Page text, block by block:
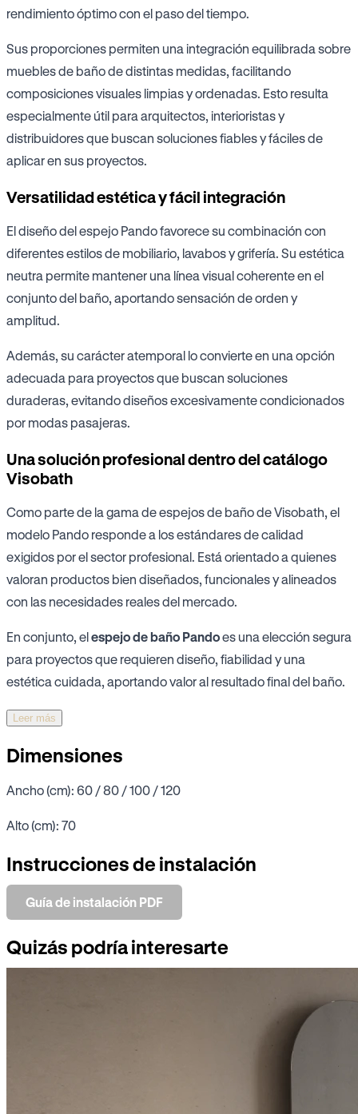
rendimiento óptimo con el paso del tiempo.
Sus proporciones permiten una integración equilibrada sobre
muebles de baño de distintas medidas, facilitando
composiciones visuales limpias y ordenadas. Esto resulta
especialmente útil para arquitectos, interioristas y
distribuidores que buscan soluciones fiables y fáciles de
aplicar en sus proyectos.
Versatilidad estética y fácil integración
El diseño del espejo Pando favorece su combinación con
diferentes estilos de mobiliario, lavabos y grifería. Su estética
neutra permite mantener una línea visual coherente en el
conjunto del baño, aportando sensación de orden y
amplitud.
Además, su carácter atemporal lo convierte en una opción
adecuada para proyectos que buscan soluciones
duraderas, evitando diseños excesivamente condicionados
por modas pasajeras.
Una solución profesional dentro del catálogo
Visobath
Como parte de la gama de espejos de baño de Visobath, el
modelo Pando responde a los estándares de calidad
exigidos por el sector profesional. Está orientado a quienes
valoran productos bien diseñados, funcionales y alineados
con las necesidades reales del mercado.
En conjunto, elespejo de baño Pandoes una elección segura
para proyectos que requieren diseño, fiabilidad y una
estética cuidada, aportando valor al resultado final del baño.
Leer más
Dimensiones
Ancho (cm): 60 / 80 / 100 / 120
Alto (cm): 70
Instrucciones de instalación
Guía de instalación PDF
Quizás podría interesarte